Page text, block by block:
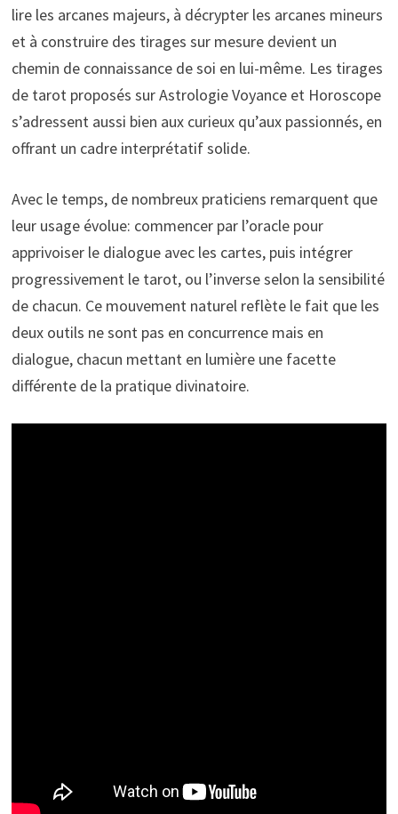
lire les arcanes majeurs, à décrypter les arcanes mineurs
et à construire des tirages sur mesure devient un
chemin de connaissance de soi en lui-même. Les tirages
de tarot proposés sur Astrologie Voyance et Horoscope
s’adressent aussi bien aux curieux qu’aux passionnés, en
offrant un cadre interprétatif solide.
Avec le temps, de nombreux praticiens remarquent que
leur usage évolue: commencer par l’oracle pour
apprivoiser le dialogue avec les cartes, puis intégrer
progressivement le tarot, ou l’inverse selon la sensibilité
de chacun. Ce mouvement naturel reflète le fait que les
deux outils ne sont pas en concurrence mais en
dialogue, chacun mettant en lumière une facette
différente de la pratique divinatoire.